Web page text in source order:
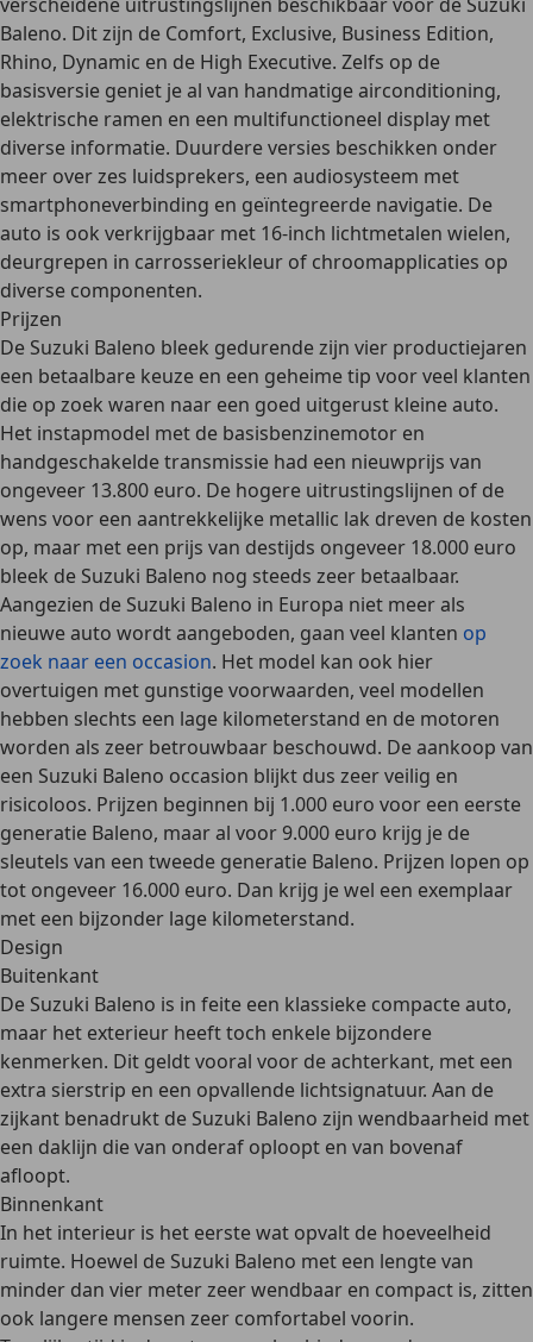
Baleno. Dit zijn de Comfort, Exclusive, Business Edition,
Rhino, Dynamic en de High Executive. Zelfs op de
basisversie geniet je al van handmatige airconditioning,
elektrische ramen en een multifunctioneel display met
diverse informatie. Duurdere versies beschikken onder
meer over zes luidsprekers, een audiosysteem met
smartphoneverbinding en geïntegreerde navigatie. De
auto is ook verkrijgbaar met 16-inch lichtmetalen wielen,
deurgrepen in carrosseriekleur of chroomapplicaties op
diverse componenten.
Prijzen
De Suzuki Baleno bleek gedurende zijn vier productiejaren
een betaalbare keuze en een geheime tip voor veel klanten
die op zoek waren naar een goed uitgerust kleine auto.
Het instapmodel met de basisbenzinemotor en
handgeschakelde transmissie had een nieuwprijs van
ongeveer 13.800 euro. De hogere uitrustingslijnen of de
wens voor een aantrekkelijke metallic lak dreven de kosten
op, maar met een prijs van destijds ongeveer 18.000 euro
bleek de Suzuki Baleno nog steeds zeer betaalbaar.
Aangezien de Suzuki Baleno in Europa niet meer als
nieuwe auto wordt aangeboden, gaan veel klanten op
zoek naar een occasion. Het model kan ook hier
overtuigen met gunstige voorwaarden, veel modellen
hebben slechts een lage kilometerstand en de motoren
worden als zeer betrouwbaar beschouwd. De aankoop van
een Suzuki Baleno occasion blijkt dus zeer veilig en
risicoloos. Prijzen beginnen bij 1.000 euro voor een eerste
generatie Baleno, maar al voor 9.000 euro krijg je de
sleutels van een tweede generatie Baleno. Prijzen lopen op
tot ongeveer 16.000 euro. Dan krijg je wel een exemplaar
met een bijzonder lage kilometerstand.
Design
Buitenkant
De Suzuki Baleno is in feite een klassieke compacte auto,
maar het exterieur heeft toch enkele bijzondere
kenmerken. Dit geldt vooral voor de achterkant, met een
extra sierstrip en een opvallende lichtsignatuur. Aan de
zijkant benadrukt de Suzuki Baleno zijn wendbaarheid met
een daklijn die van onderaf oploopt en van bovenaf
afloopt.
Binnenkant
In het interieur is het eerste wat opvalt de hoeveelheid
ruimte. Hoewel de Suzuki Baleno met een lengte van
minder dan vier meter zeer wendbaar en compact is, zitten
ook langere mensen zeer comfortabel voorin.